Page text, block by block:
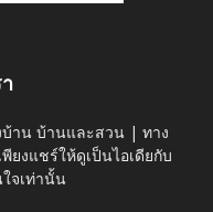
บ้าน บ้านและสวน | ทาง
ยงแชร์ให้ดูเป็นไอเดียกับ
จเท่านั้น